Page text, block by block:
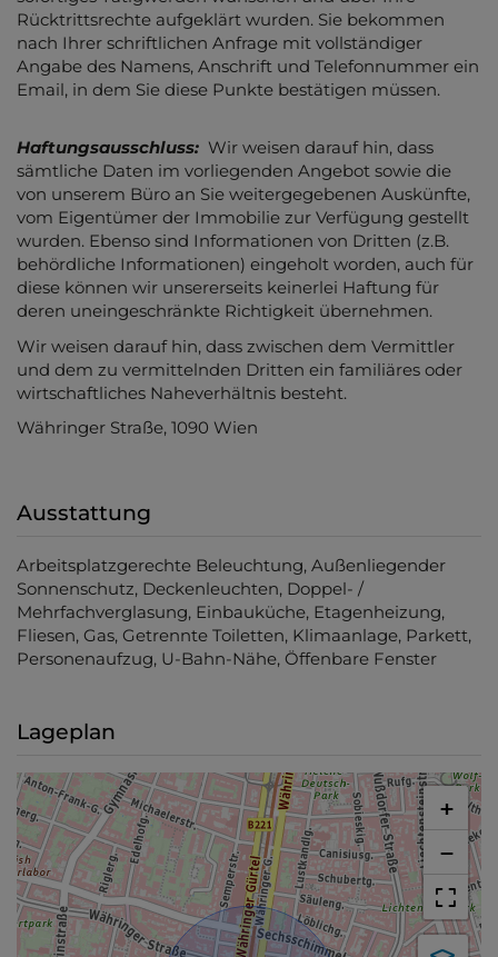
Rücktrittsrechte aufgeklärt wurden. Sie bekommen
nach Ihrer schriftlichen Anfrage mit vollständiger
Angabe des Namens, Anschrift und Telefonnummer ein
Email, in dem Sie diese Punkte bestätigen müssen.
Haftungsausschluss: Wir weisen darauf hin, dass
sämtliche Daten im vorliegenden Angebot sowie die
von unserem Büro an Sie weitergegebenen Auskünfte,
vom Eigentümer der Immobilie zur Verfügung gestellt
wurden. Ebenso sind Informationen von Dritten (z.B.
behördliche Informationen) eingeholt worden, auch für
diese können wir unsererseits keinerlei Haftung für
deren uneingeschränkte Richtigkeit übernehmen.
Wir weisen darauf hin, dass zwischen dem Vermittler
und dem zu vermittelnden Dritten ein familiäres oder
wirtschaftliches Naheverhältnis besteht.
Währinger Straße, 1090 Wien
Ausstattung
Arbeitsplatzgerechte Beleuchtung Außenliegender
Sonnenschutz Deckenleuchten Doppel- /
Mehrfachverglasung Einbauküche Etagenheizung
Fliesen Gas Getrennte Toiletten Klimaanlage Parkett
Personenaufzug U-Bahn-Nähe Öffenbare Fenster
Lageplan
+
−